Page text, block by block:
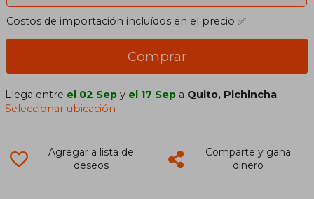
Costos de importación incluídos en el precio ✅
Comprar
Llega entre el 02 Sep y el 17 Sep a Quito, Pichincha.
Seleccionar ubicación
Agregar a lista de
deseos
Comparte y gana
dinero